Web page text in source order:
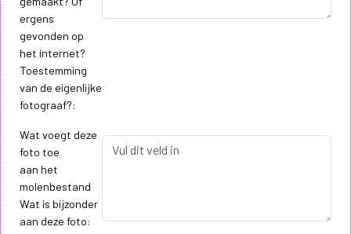
ergens
gevonden op
het internet?
Toestemming
van de eigenlijke
fotograaf?:
Wat voegt deze
foto toe
aan het
molenbestand
Wat is bijzonder
aan deze foto: